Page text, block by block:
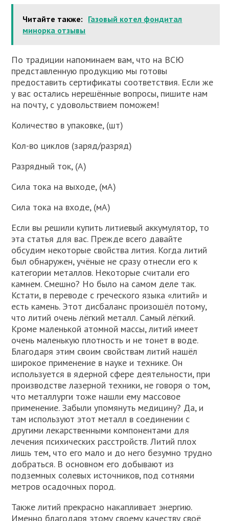
Читайте также: Газовый котел фондитал
минорка отзывы
По традиции напоминаем вам, что на ВСЮ
представленную продукцию мы готовы
предоставить сертификаты соответствия. Если же
у вас остались нерешённые вопросы, пишите нам
на почту, с удовольствием поможем!
Количество в упаковке, (шт)
Кол-во циклов (заряд/разряд)
Разрядный ток, (А)
Сила тока на выходе, (мА)
Сила тока на входе, (мА)
Если вы решили купить литиевый аккумулятор, то
эта статья для вас. Прежде всего давайте
обсудим некоторые свойства лития. Когда литий
был обнаружен, учёные не сразу отнесли его к
категории металлов. Некоторые считали его
камнем. Смешно? Но было на самом деле так.
Кстати, в переводе с греческого языка «литий» и
есть камень. Этот дисбаланс произошёл потому,
что литий очень лёгкий металл. Самый лёгкий.
Кроме маленькой атомной массы, литий имеет
очень маленькую плотность и не тонет в воде.
Благодаря этим своим свойствам литий нашёл
широкое применение в науке и технике. Он
используется в ядерной сфере деятельности, при
производстве лазерной техники, не говоря о том,
что металлурги тоже нашли ему массовое
применение. Забыли упомянуть медицину? Да, и
там используют этот металл в соединении с
другими лекарственными компонентами для
лечения психических расстройств. Литий плох
лишь тем, что его мало и до него безумно трудно
добраться. В основном его добывают из
подземных солевых источников, под сотнями
метров осадочных пород.
Также литий прекрасно накапливает энергию.
Именно благодаря этому своему качеству своё